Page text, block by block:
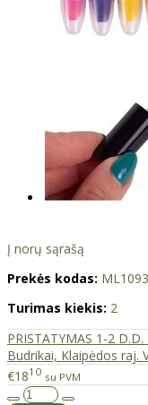
Į norų sąrašą
Prekės kodas:
Turimas kiekis: 2
PRISTATYMAS 1-2
Budrikai, Klaipėdos raj.
€1810 su PVM